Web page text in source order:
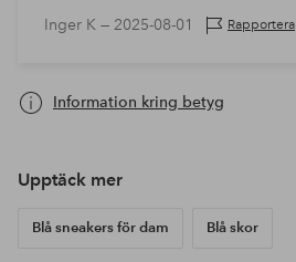
Inger K — 2025-08-01 Rapportera
Information kring betyg
Upptäck mer
Blå sneakers för dam Blå skor